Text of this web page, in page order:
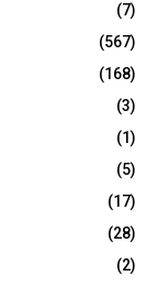
(7)
(567)
(168)
(3)
(1)
(5)
(17)
(28)
(2)